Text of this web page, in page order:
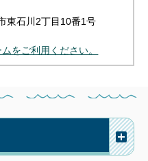
東石川2丁目10番1号
をご利用ください。